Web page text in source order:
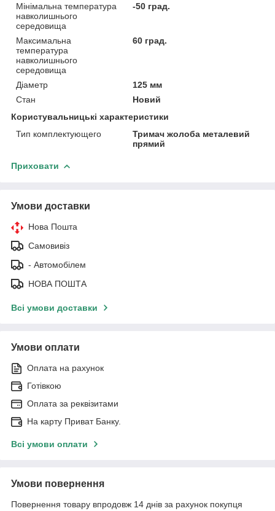
Мінімальна температура
навколишнього
середовища
-50 град.
Максимальна
температура
навколишнього
середовища
60 град.
Діаметр
125 мм
Стан
Новий
Користувальницькі характеристики
Тип комплектующего
Тримач жолоба металевий
прямий
Приховати
Умови доставки
Нова Пошта
Самовивіз
- Автомобілем
НОВА ПОШТА
Всі умови доставки
Умови оплати
Оплата на рахунок
Готівкою
Оплата за реквізитами
На карту Приват Банку.
Всі умови оплати
Умови повернення
Повернення товару впродовж 14 днів за рахунок покупця